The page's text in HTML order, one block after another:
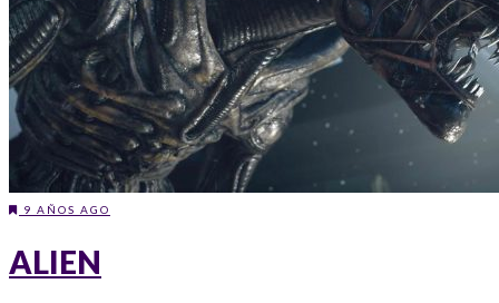
9 AÑOS AGO
ALIEN